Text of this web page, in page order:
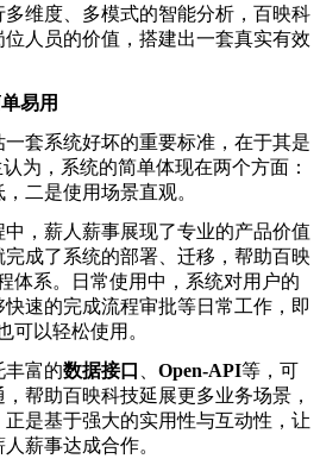
维度、多模式的智能分析，百映科
人员的价值，搭建出一套真实有效
易用
套系统好坏的重要标准，在于其是
为，系统的简单体现在两个方面：
二是使用场景直观。
，薪人薪事展现了专业的产品价值
成了系统的部署、迁移，帮助百映
体系。日常使用中，系统对用户的
速的完成流程审批等日常工作，即
可以轻松使用。
丰富的数据接口 Open-API等，可
帮助百映科技延展更多业务场景，
正是基于强大的实用性与互动性，让
薪事达成合作。